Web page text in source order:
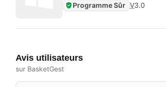
Programme Sûr V3.0
Avis utilisateurs
sur BasketGest